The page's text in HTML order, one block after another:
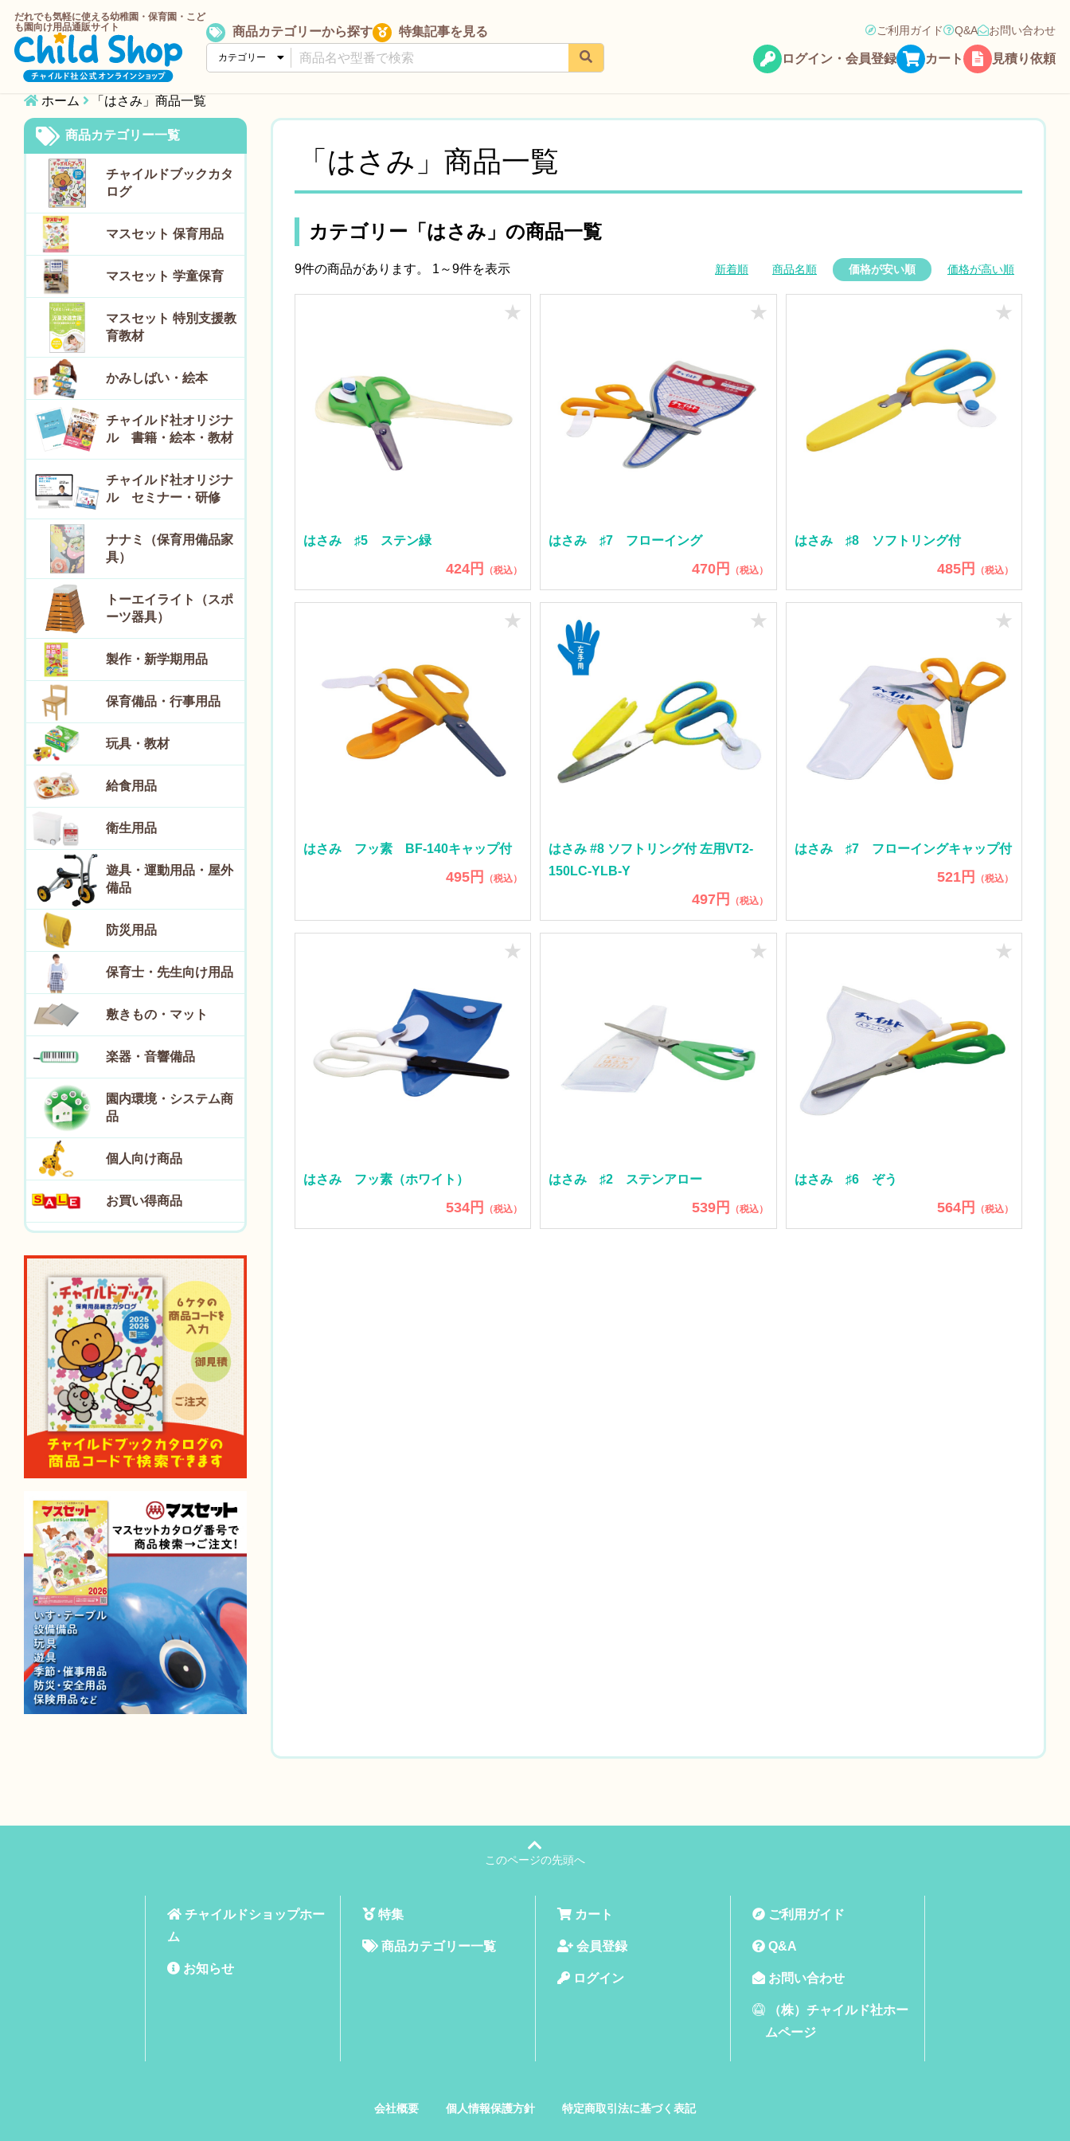
だれでも気軽に使える幼稚園・保育園・こど
も園向け用品通販サイト
商品カテゴリーから探す 特集記事を見る ご利用ガイド Q&A お問い合わせ
ログイン・会員登録 カート 見積り依頼
ホーム 「はさみ」商品一覧
「はさみ」商品一覧
カテゴリー「はさみ」の商品一覧
9件の商品があります。 1～9件を表示 新着順 商品名順 価格が安い順 価格が高い順
はさみ ♯5 ステン緑
424円 （税込）
★
はさみ ♯7 フローイング
470円 （税込）
★
はさみ ♯8 ソフトリング付
485円 （税込）
★
はさみ フッ素 BF-140キャップ付
495円 （税込）
★
はさみ #8 ソフトリング付 左用VT2-
150LC-YLB-Y
497円 （税込）
★
はさみ ♯7 フローイングキャップ付
521円 （税込）
★
はさみ フッ素（ホワイト）
534円 （税込）
★
はさみ ♯2 ステンアロー
539円 （税込）
★
はさみ ♯6 ぞう
564円 （税込）
★
商品カテゴリー一覧
チャイルドブックカタ
ログ
マスセット 保育用品
マスセット 学童保育
マスセット 特別支援教
育教材
かみしばい・絵本
チャイルド社オリジナ
ル 書籍・絵本・教材
チャイルド社オリジナ
ル セミナー・研修
ナナミ（保育用備品家
具）
トーエイライト（スポ
ーツ器具）
製作・新学期用品
保育備品・行事用品
玩具・教材
給食用品
衛生用品
遊具・運動用品・屋外
備品
防災用品
保育士・先生向け用品
敷きもの・マット
楽器・音響備品
園内環境・システム商
品
個人向け商品
お買い得商品
このページの先頭へ
チャイルドショップホー
ム
お知らせ
特集
商品カテゴリー一覧
カート
会員登録
ログイン
ご利用ガイド
Q&A
お問い合わせ
（株）チャイルド社ホー
ムページ
会社概要 個人情報保護方針 特定商取引法に基づく表記